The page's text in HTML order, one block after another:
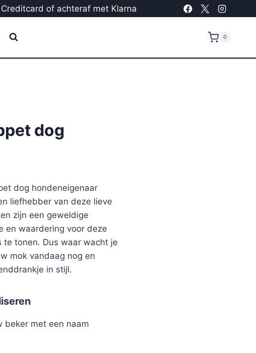
of achteraf met Klarna
0
dog
dog hondeneigenaar
liefhebber van deze lieve
zijn een geweldige
en waardering voor deze
te tonen. Dus waar wacht je
mok vandaag nog en
in stijl.
beker met een naam